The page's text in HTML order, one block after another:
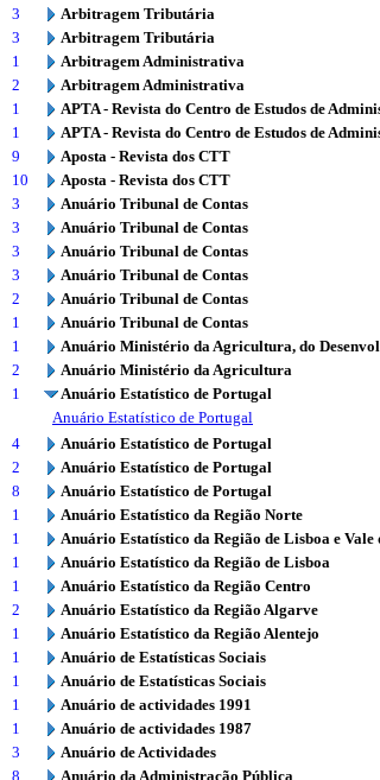
3
Arbitragem Tributária
3
Arbitragem Tributária
1
Arbitragem Administrativa
2
Arbitragem Administrativa
1
APTA - Revista do Centro de Estudos de
1
APTA - Revista do Centro de Estudos de
9
Aposta - Revista dos CTT
10
Aposta - Revista dos CTT
3
Anuário Tribunal de Contas
3
Anuário Tribunal de Contas
3
Anuário Tribunal de Contas
3
Anuário Tribunal de Contas
2
Anuário Tribunal de Contas
1
Anuário Tribunal de Contas
1
Anuário Ministério da Agricultura, do
2
Anuário Ministério da Agricultura
1
Anuário Estatístico de Portugal
Anuário Estatístico de Portugal
4
Anuário Estatístico de Portugal
2
Anuário Estatístico de Portugal
8
Anuário Estatístico de Portugal
1
Anuário Estatístico da Região Norte
1
Anuário Estatístico da Região de Lisboa e Vale
1
Anuário Estatístico da Região de Lisboa
1
Anuário Estatístico da Região Centro
2
Anuário Estatístico da Região Algarve
1
Anuário Estatístico da Região Alentejo
1
Anuário de Estatísticas Sociais
1
Anuário de Estatísticas Sociais
1
Anuário de actividades 1991
1
Anuário de actividades 1987
3
Anuário de Actividades
8
Anuário da Administração Pública